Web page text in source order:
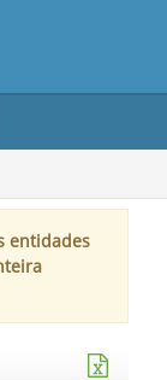
entidades